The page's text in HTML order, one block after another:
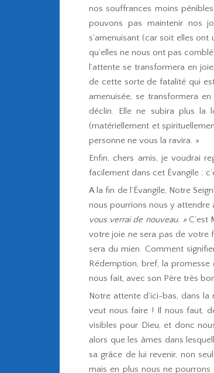
nos souffrances moins
pouvons pas maintenir nos
s’amenuisant (car soit elles
qu’elles ne nous ont pas
l’attente se transformera en
de cette sorte de fatalité qui
amenuisée, se transformera
déclin. Elle ne subira plus
(matériellement et
personne ne vous la ravira. »
Enfin, chers amis, je voudrai
facilement dans cet Évangile :
A la fin de l’Évangile, Notre
nous pourrions nous y attendre
vous verrai de nouveau. »C’est
votre joie ne sera pas de votre
sera du mien. Comment
Rédemption, bref, la promesse
nous fait, avec son Père très
Notre attente d’ici-bas, dans
veut nous faire ! Il nous faut,
visibles pour Dieu, et donc
alors que les âmes dans
sa grâce de lui revenir, non
mais en plus nous ne